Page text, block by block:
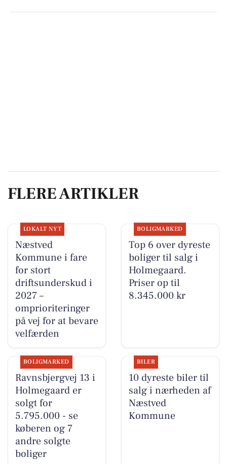
FLERE ARTIKLER
LOKALT NYT
Næstved
Kommune i fare
for stort
driftsunderskud i
2027 –
omprioriteringer
på vej for at bevare
velfærden
BOLIGMARKED
Top 6 over dyreste
boliger til salg i
Holmegaard.
Priser op til
8.345.000 kr
BOLIGMARKED
Ravnsbjergvej 13 i
Holmegaard er
solgt for
5.795.000 - se
køberen og 7
andre solgte
boliger
BILER
10 dyreste biler til
salg i nærheden af
Næstved
Kommune